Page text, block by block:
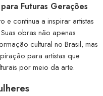
Futuras Gerações
e continua a inspirar artistas
obras não apenas
cultural no Brasil, mas
para artistas que
por meio da arte.